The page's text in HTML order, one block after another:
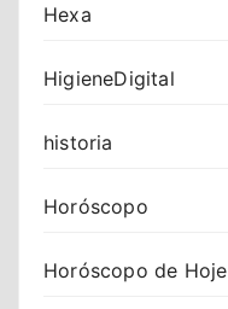
Hexa
HigieneDigital
historia
Horóscopo
Horóscopo de Hoje